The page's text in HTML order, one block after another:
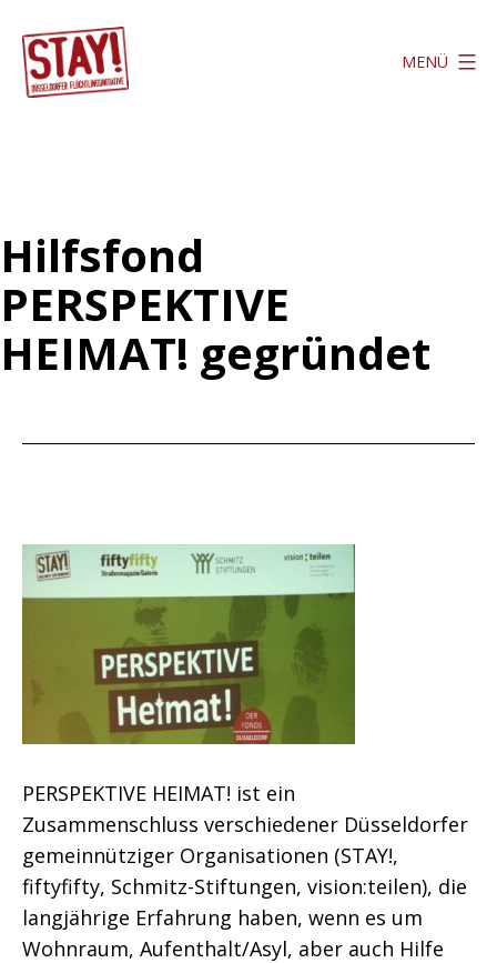
Inhalt
springen
MENÜ
Hilfsfond
PERSPEKTIVE
HEIMAT! gegründet
PERSPEKTIVE HEIMAT! ist ein
Zusammenschluss verschiedener Düsseldorfer
gemeinnütziger Organisationen (STAY!,
fiftyfifty, Schmitz-Stiftungen, vision:teilen), die
langjährige Erfahrung haben, wenn es um
Wohnraum, Aufenthalt/Asyl, aber auch Hilfe